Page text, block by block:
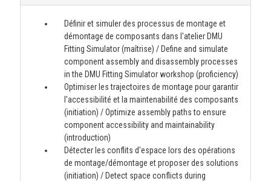
Définir et simuler des processus de montage et
démontage de composants dans l'atelier DMU
Fitting Simulator (maîtrise) / Define and simulate
component assembly and disassembly processes
in the DMU Fitting Simulator workshop (proficiency)
Optimiser les trajectoires de montage pour garantir
l'accessibilité et la maintenabilité des composants
(initiation) / Optimize assembly paths to ensure
component accessibility and maintainability
(introduction)
Détecter les conflits d'espace lors des opérations
de montage/démontage et proposer des solutions
(initiation) / Detect space conflicts during